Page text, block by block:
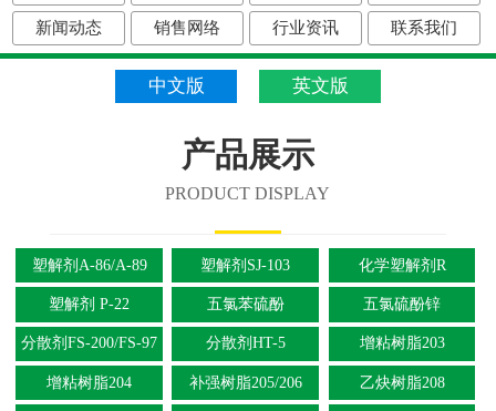
新闻动态 销售网络 行业资讯 联系我们
中文版 英文版
产品展示
PRODUCT DISPLAY
塑解剂A-86/A-89 塑解剂SJ-103 化学塑解剂R
塑解剂 P-22 五氯苯硫酚 五氯硫酚锌
分散剂FS-200/FS-97 分散剂HT-5 增粘树脂203
增粘树脂204 补强树脂205/206 乙炔树脂208